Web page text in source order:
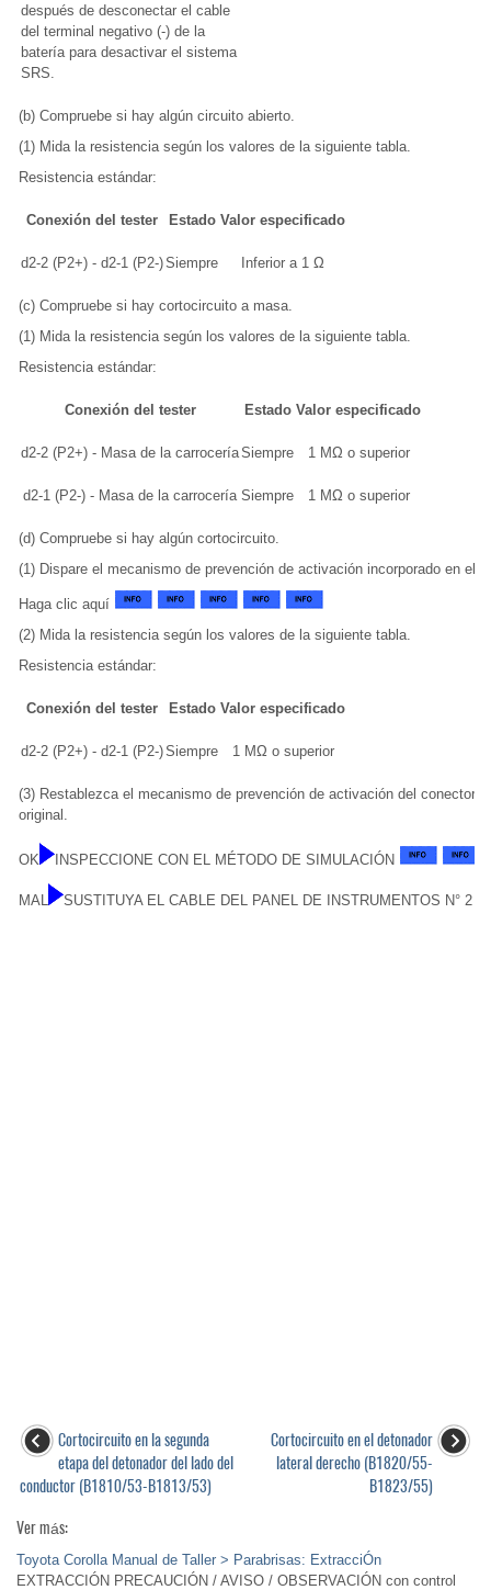
después de desconectar el cable
del terminal negativo (-) de la
batería para desactivar el sistema
SRS.
(b) Compruebe si hay algún circuito abierto.
(1) Mida la resistencia según los valores de la siguiente tabla.
Resistencia estándar:
Conexión del tester Estado Valor especificado
d2-2 (P2+) - d2-1 (P2-)Siempre Inferior a 1 Ω
(c) Compruebe si hay cortocircuito a masa.
(1) Mida la resistencia según los valores de la siguiente tabla.
Resistencia estándar:
Conexión del tester Estado Valor especificado
d2-2 (P2+) - Masa de la carroceríaSiempre 1 MΩ o superior
d2-1 (P2-) - Masa de la carrocería Siempre 1 MΩ o superior
(d) Compruebe si hay algún cortocircuito.
(1) Dispare el mecanismo de prevención de activación incorporado en el
Haga clic aquí
(2) Mida la resistencia según los valores de la siguiente tabla.
Resistencia estándar:
Conexión del tester Estado Valor especificado
d2-2 (P2+) - d2-1 (P2-)Siempre 1 MΩ o superior
(3) Restablezca el mecanismo de prevención de activación del conector
original.
OK INSPECCIONE CON EL MÉTODO DE SIMULACIÓN
MAL SUSTITUYA EL CABLE DEL PANEL DE INSTRUMENTOS N° 2
Cortocircuito en la segunda
etapa del detonador del lado del
conductor (B1810/53-B1813/53)
Cortocircuito en el detonador
lateral derecho (B1820/55-
B1823/55)
Ver más:
Toyota Corolla Manual de Taller > Parabrisas: ExtracciÓn
EXTRACCIÓN PRECAUCIÓN / AVISO / OBSERVACIÓN con control